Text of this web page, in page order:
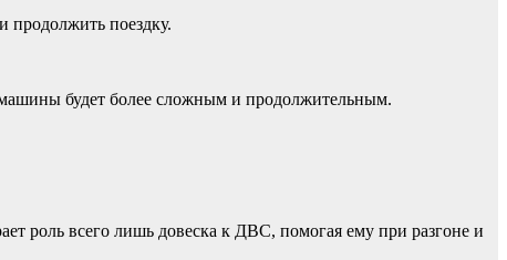
продолжить поездку.
будет более сложным и продолжительным.
роль всего лишь довеска к ДВС, помогая ему при разгоне и